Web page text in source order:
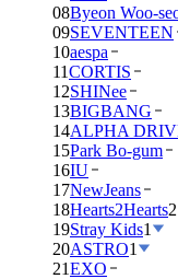
08Byeon Woo-
09SEVENTEEN
10aespa
11CORTIS
12SHINee
13BIGBANG
14ALPHA
15Park Bo-gum
16IU
17NewJeans
18Hearts2Hearts2
19Stray Kids1
20ASTRO1
21EXO